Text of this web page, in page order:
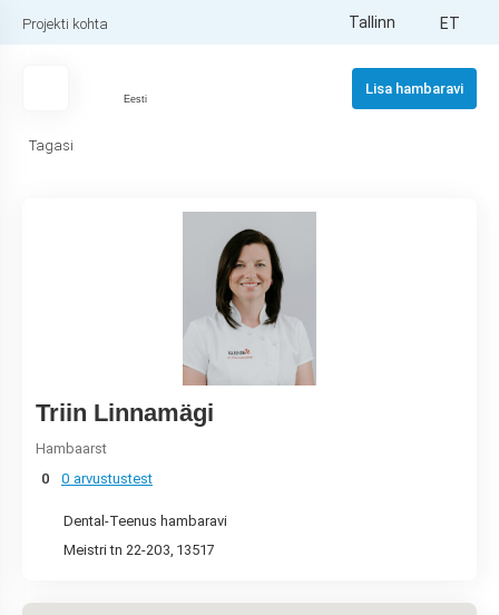
Projekti kohta Tallinn ET
Eesti
Lisa hambaravi
Tagasi
Triin Linnamägi
Hambaarst
0
0 arvustustest
Dental-Teenus hambaravi
Meistri tn 22-203, 13517